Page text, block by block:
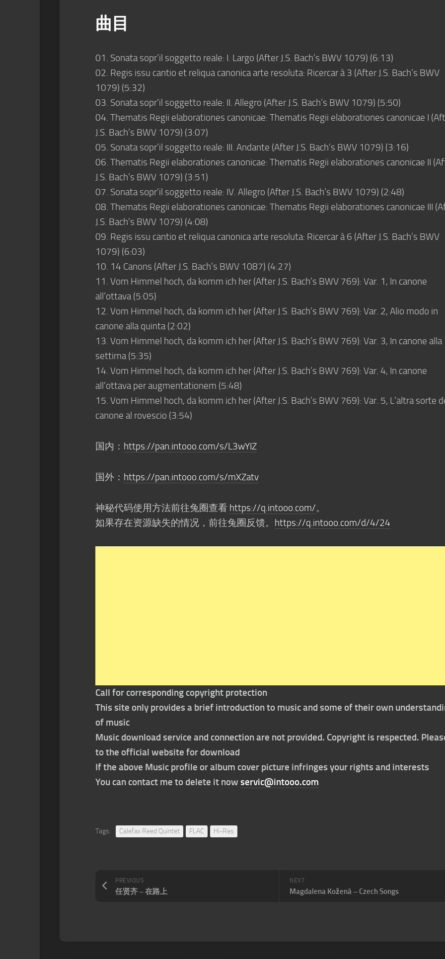
曲目
01. Sonata sopr’il soggetto reale: I. Largo (After J.S. Bach’s BWV 1079) (6:13)
02. Regis issu cantio et reliqua canonica arte resoluta: Ricercar à 3 (After J.S. Bach’s BWV
1079) (5:32)
03. Sonata sopr’il soggetto reale: II. Allegro (After J.S. Bach’s BWV 1079) (5:50)
04. Thematis Regii elaborationes canonicae: Thematis Regii elaborationes canonicae I
J.S. Bach’s BWV 1079) (3:07)
05. Sonata sopr’il soggetto reale: III. Andante (After J.S. Bach’s BWV 1079) (3:16)
06. Thematis Regii elaborationes canonicae: Thematis Regii elaborationes canonicae II
J.S. Bach’s BWV 1079) (3:51)
07. Sonata sopr’il soggetto reale: IV. Allegro (After J.S. Bach’s BWV 1079) (2:48)
08. Thematis Regii elaborationes canonicae: Thematis Regii elaborationes canonicae III
J.S. Bach’s BWV 1079) (4:08)
09. Regis issu cantio et reliqua canonica arte resoluta: Ricercar à 6 (After J.S. Bach’s BWV
1079) (6:03)
10. 14 Canons (After J.S. Bach’s BWV 1087) (4:27)
11. Vom Himmel hoch, da komm ich her (After J.S. Bach’s BWV 769): Var. 1, In canone
all’ottava (5:05)
12. Vom Himmel hoch, da komm ich her (After J.S. Bach’s BWV 769): Var. 2, Alio modo in
canone alla quinta (2:02)
13. Vom Himmel hoch, da komm ich her (After J.S. Bach’s BWV 769): Var. 3, In canone alla
settima (5:35)
14. Vom Himmel hoch, da komm ich her (After J.S. Bach’s BWV 769): Var. 4, In canone
all’ottava per augmentationem (5:48)
15. Vom Himmel hoch, da komm ich her (After J.S. Bach’s BWV 769): Var. 5, L’altra sorte
canone al rovescio (3:54)
国内： https://pan.intooo.com/s/L3wYIZ
国外： https://pan.intooo.com/s/mXZatv
神秘代码使用方法前往兔圈查看 https://q.intooo.com/。
如果存在资源缺失的情况，前往兔圈反馈。 https://q.intooo.com/d/4/24
Call for corresponding copyright protection
This site only provides a brief introduction to music and some of their own
of music
Music download service and connection are not provided. Copyright is respected.
to the official website for download
If the above Music profile or album cover picture infringes your rights and interests
You can contact me to delete it now servic@intooo.com
Tags: Calefax Reed Quintet FLAC Hi-Res
NEXT
Magdalena Kožená – Czech Songs
PREVIOUS
任贤齐 – 在路上